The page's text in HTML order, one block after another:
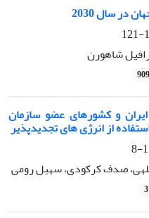
سال 2030
شاهورن
و کشورهای عضو سازمان
از انرژی های تجدیدپذیر
1-8
صدف کرکودی، سهیل رومی